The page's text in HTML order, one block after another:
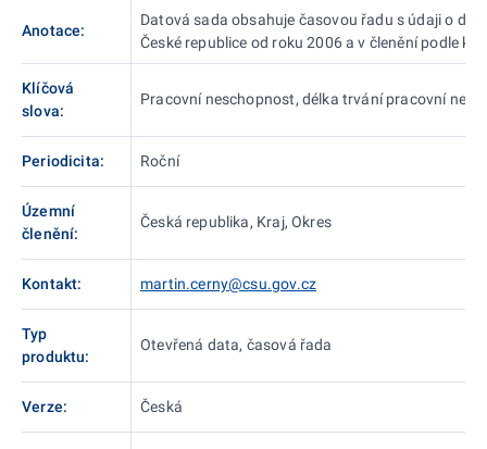
Anotace:
Datová sada obsahuje časovou řadu s údaji o
České republice od roku 2006 a v členění podle
Klíčová
slova:
Pracovní neschopnost, délka trvání pracovní
Periodicita: Roční
Územní
členění:
Česká republika, Kraj, Okres
Kontakt: martin.cerny@csu.gov.cz
Typ
produktu:
Otevřená data, časová řada
Verze: Česká